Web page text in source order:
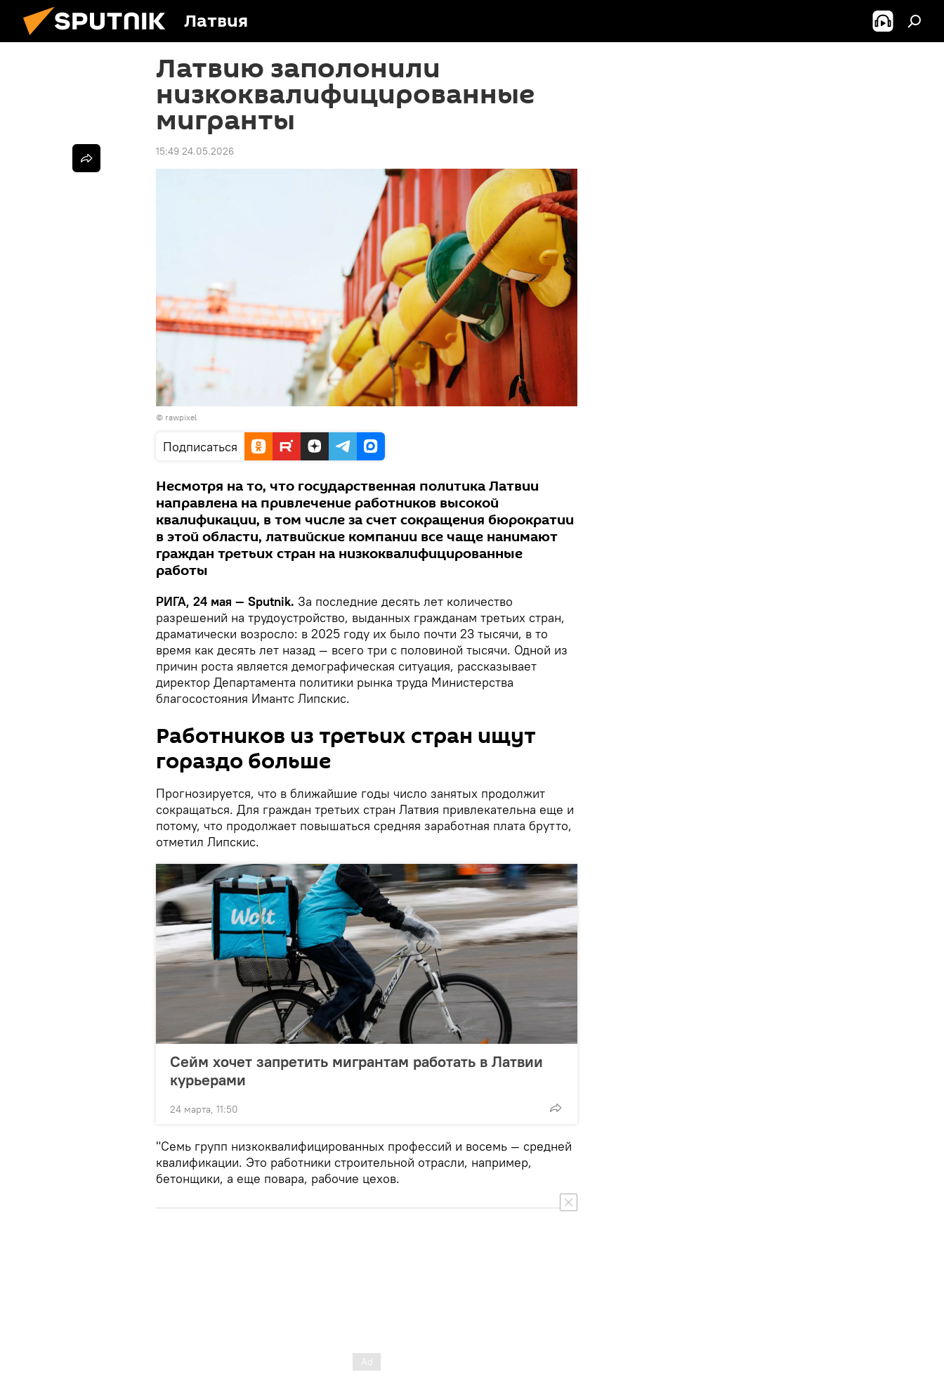
Латвия
Латвию заполонили
низкоквалифицированные
мигранты
15:49 24.05.2026
© rawpixel
Подписаться
Несмотря на то, что государственная политика Латвии
направлена на привлечение работников высокой
квалификации, в том числе за счет сокращения бюрократии
в этой области, латвийские компании все чаще нанимают
граждан третьих стран на низкоквалифицированные
работы
РИГА, 24 мая — Sputnik. За последние десять лет количество
разрешений на трудоустройство, выданных гражданам третьих стран,
драматически возросло: в 2025 году их было почти 23 тысячи, в то
время как десять лет назад — всего три с половиной тысячи. Одной из
причин роста является демографическая ситуация, рассказывает
директор Департамента политики рынка труда Министерства
благосостояния Имантс Липскис.
Работников из третьих стран ищут
гораздо больше
Прогнозируется, что в ближайшие годы число занятых продолжит
сокращаться. Для граждан третьих стран Латвия привлекательна еще и
потому, что продолжает повышаться средняя заработная плата брутто,
отметил Липскис.
Сейм хочет запретить мигрантам работать в Латвии
курьерами
24 марта, 11:50
"Семь групп низкоквалифицированных профессий и восемь — средней
квалификации. Это работники строительной отрасли, например,
бетонщики, а еще повара, рабочие цехов.